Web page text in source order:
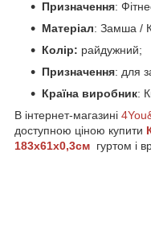
Призначення:
Матеріал: Замша /
Колір: райдужний;
Призначення: для
Країна виробник:
В інтернет-магазині
доступною ціною купити
183x61x0,3см гуртом і